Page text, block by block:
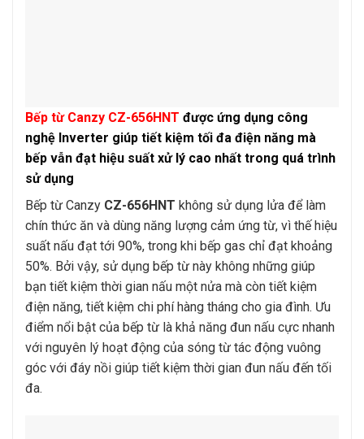
Bếp từ Canzy CZ-656HNT được ứng dụng công
nghệ Inverter giúp tiết kiệm tối đa điện năng mà
bếp vẫn đạt hiệu suất xử lý cao nhất trong quá trình
sử dụng
Bếp từ Canzy CZ-656HNT không sử dụng lửa để làm
chín thức ăn và dùng năng lượng cảm ứng từ, vì thế hiệu
suất nấu đạt tới 90%, trong khi bếp gas chỉ đạt khoảng
50%. Bởi vậy, sử dụng bếp từ này không những giúp
bạn tiết kiệm thời gian nấu một nửa mà còn tiết kiệm
điện năng, tiết kiệm chi phí hàng tháng cho gia đình. Ưu
điểm nổi bật của bếp từ là khả năng đun nấu cực nhanh
với nguyên lý hoạt động của sóng từ tác động vuông
góc với đáy nồi giúp tiết kiệm thời gian đun nấu đến tối
đa.